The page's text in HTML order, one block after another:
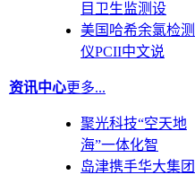
目卫生监测设
美国哈希余氯检测
仪PCII中文说
资讯中心更多...
聚光科技“空天地
海”一体化智
岛津携手华大集团